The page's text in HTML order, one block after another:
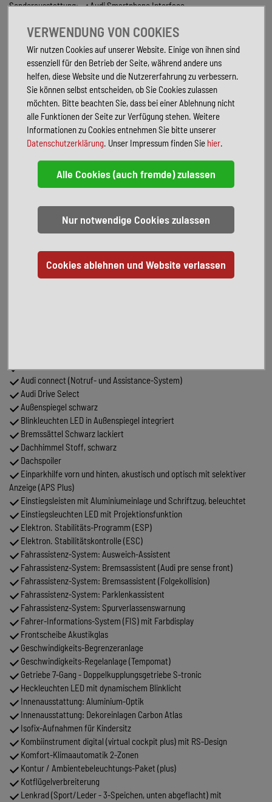
Sonderausstattung:
Audi Smartphone Interface
Abblendautomatik und Bordsteinautomatik
Design-Paket: RS rot
Fahrassistenz-System: Anfahr-Assistent (hold assist)
Fahrassistenz-System: Insassen-Schutzsystem (Audi pre sense basic)
Gepäckraumklappe elektr. betätigt (öffnen + schliessen)
Höchstgeschwindigkeit 280 km/h
Innenspiegel mit Abblendautomatik
Isofix-Aufnahmen für Kindersitz an Beifahrersitz
Kindersicherung elektr. betätigt
Matrix-LED-Scheinwerfer
Metallic-Lackierung Kemora Grau
RS Exterieur-Paket Schwarz glänzend
Rückfahrkamera
Schließ-/Startsystem Advanced Key (Komfortschlüssel)
Sitzheizung vorn
Antriebsart: Allradantrieb
Audi connect (Notruf- und Assistance-System)
Audi Drive Select
Außenspiegel schwarz
Blinkleuchten LED in Außenspiegel integriert
Bremssättel Schwarz lackiert
Dachhimmel Stoff, schwarz
Dachspoiler
Einparkhilfe vorn und hinten, akustisch und optisch mit selektiver
Anzeige (APS Plus)
Einstiegsleisten mit Aluminiumeinlage und Schriftzug, beleuchtet
Einstiegsleuchten LED mit Projektionsfunktion
Elektron. Stabilitäts-Programm (ESP)
Elektron. Stabilitätskontrolle (ESC)
Fahrassistenz-System: Ausweich-Assistent
Fahrassistenz-System: Bremsassistent (Audi pre sense front)
Fahrassistenz-System: Bremsassistent (Folgekollision)
Fahrassistenz-System: Parklenkassistent
Fahrassistenz-System: Spurverlassenswarnung
Fahrer-Informations-System (FIS) mit Farbdisplay
Frontscheibe Akustikglas
Geschwindigkeits-Begrenzeranlage
Geschwindigkeits-Regelanlage (Tempomat)
Getriebe 7-Gang - Doppelkupplungsgetriebe S-tronic
Heckleuchten LED mit dynamischem Blinklicht
Innenausstattung: Aluminium-Optik
Innenausstattung: Dekoreinlagen Carbon Atlas
Isofix-Aufnahmen für Kindersitz
Kombiinstrument digital (virtual cockpit plus) mit RS-Design
Komfort-Klimaautomatik 2-Zonen
Kontur / Ambientebeleuchtungs-Paket (plus)
Kotflügelverbreiterung
Lenkrad (Sport/Leder - 3-Speichen, unten abgeflacht) mit
VERWENDUNG VON COOKIES
Wir nutzen Cookies auf unserer Website. Einige von ihnen sind
essenziell für den Betrieb der Seite, während andere uns
helfen, diese Website und die Nutzererfahrung zu verbessern.
Sie können selbst entscheiden, ob Sie Cookies zulassen
möchten. Bitte beachten Sie, dass bei einer Ablehnung nicht
alle Funktionen der Seite zur Verfügung stehen. Weitere
Informationen zu Cookies entnehmen Sie bitte unserer
Datenschutzerklärung. Unser Impressum finden Sie hier.